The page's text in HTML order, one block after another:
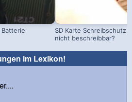
Batterie
SD Karte Schreibschutz
nicht beschreibbar?
im Lexikon!